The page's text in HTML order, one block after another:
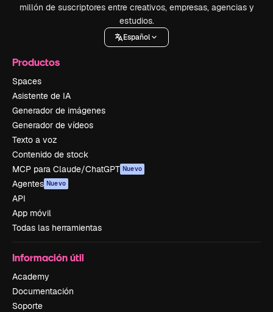
millón de suscriptores entre creativos, empresas, agencias y
estudios.
Español
Productos
Spaces
Asistente de IA
Generador de imágenes
Generador de vídeos
Texto a voz
Contenido de stock
MCP para Claude/ChatGPT Nuevo
Agentes Nuevo
API
App móvil
Todas las herramientas
Información útil
Academy
Documentación
Soporte